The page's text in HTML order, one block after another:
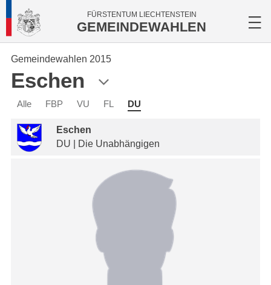
FÜRSTENTUM LIECHTENSTEIN
GEMEINDEWAHLEN
Gemeindewahlen 2015
Eschen
Alle FBP VU FL DU
Eschen
DU | Die Unabhängigen